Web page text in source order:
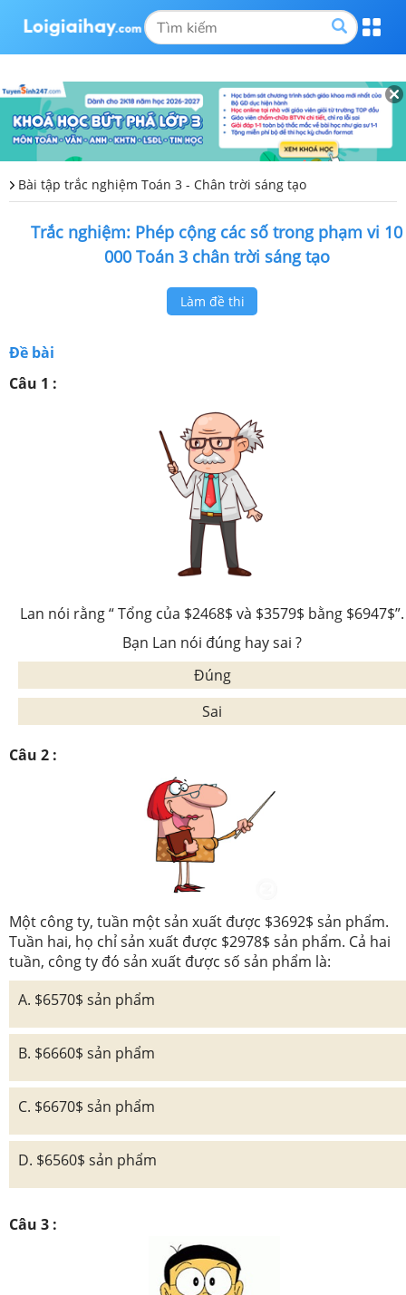
Bài tập trắc nghiệm Toán 3 - Chân trời sáng tạo
Trắc nghiệm: Phép cộng các số trong phạm vi 10
000 Toán 3 chân trời sáng tạo
Làm đề thi
Đề bài
Câu 1 :
Lan nói rằng “ Tổng của $2468$ và $3579$ bằng $6947$”.
Bạn Lan nói đúng hay sai ?
Đúng
Sai
Câu 2 :
Một công ty, tuần một sản xuất được $3692$ sản phẩm.
Tuần hai, họ chỉ sản xuất được $2978$ sản phẩm. Cả hai
tuần, công ty đó sản xuất được số sản phẩm là:
A. $6570$ sản phẩm
B. $6660$ sản phẩm
C. $6670$ sản phẩm
D. $6560$ sản phẩm
Câu 3 :